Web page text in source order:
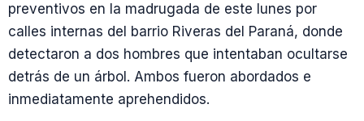
preventivos en la madrugada de este lunes por
calles internas del barrio Riveras del Paraná, donde
detectaron a dos hombres que intentaban ocultarse
detrás de un árbol. Ambos fueron abordados e
inmediatamente aprehendidos.